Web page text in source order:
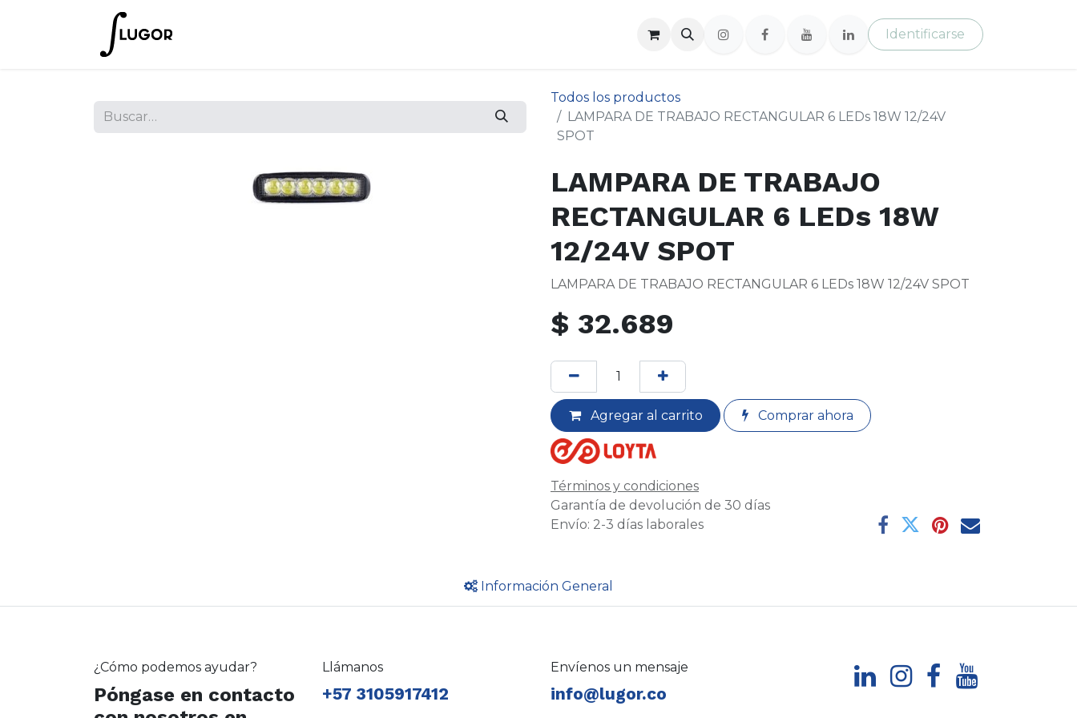
Identificarse
Todos los productos
LAMPARA DE TRABAJO RECTANGULAR 6 LEDs 18W 12/24V
SPOT
LAMPARA DE TRABAJO
RECTANGULAR 6 LEDs 18W
12/24V SPOT
LAMPARA DE TRABAJO RECTANGULAR 6 LEDs 18W 12/24V SPOT
$ 32.689
Agregar al carrito Comprar ahora
Términos y condiciones
Garantía de devolución de 30 días
Envío: 2-3 días laborales
Información General
¿Cómo podemos ayudar?
Póngase en contacto
Llámanos
+57 3105917412
Envíenos un mensaje
info@lugor.co